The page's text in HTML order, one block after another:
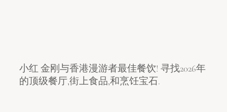
小红 金刚与香港漫游者最佳餐饮! 寻找2026年
的顶级餐厅,街上食品,和烹饪宝石.